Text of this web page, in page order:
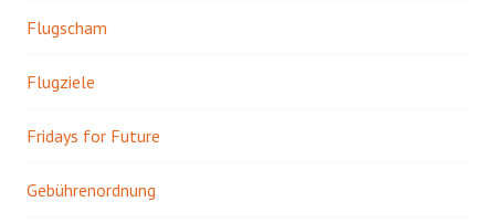
Flugscham
Flugziele
Fridays for Future
Gebührenordnung